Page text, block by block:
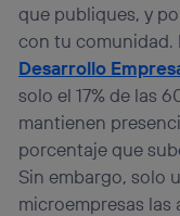
que publiques, y
con tu comunidad.
Desarrollo
solo el 17% de las
mantienen
porcentaje que
Sin embargo, solo
microempresas